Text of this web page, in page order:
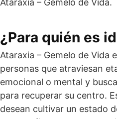
Ataraxia – Gemelo de Vida.
¿Para quién es
Ataraxia – Gemelo de Vida
personas que atraviesan
emocional o mental y
para recuperar su centro.
desean cultivar un estado